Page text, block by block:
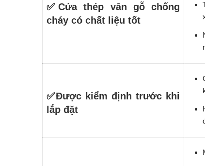
✅Cửa thép vân gỗchống
cháy có chất liệu tốt
✅Được kiểm định trước khi
ắp đặt